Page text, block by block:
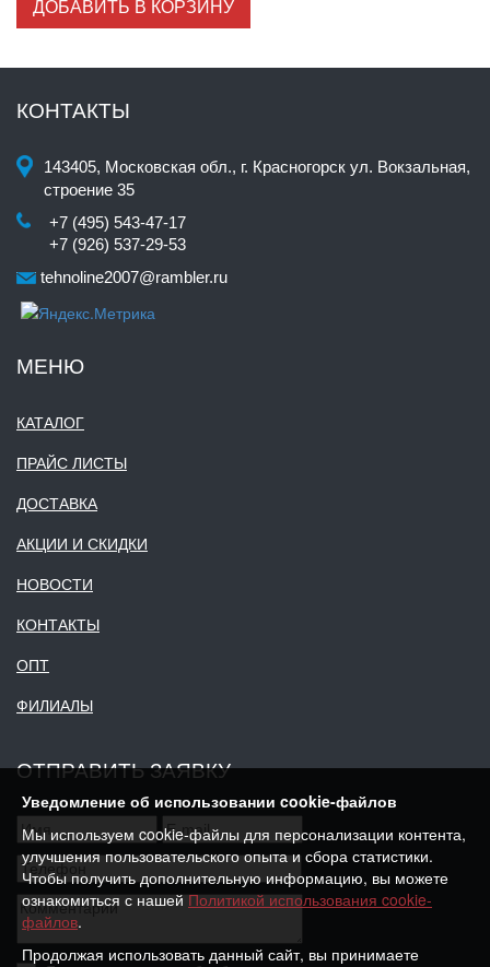
ДОБАВИТЬ В КОРЗИНУ
КОНТАКТЫ
143405, Московская обл., г. Красногорск ул. Вокзальная,
строение 35
+7 (495) 543-47-17
+7 (926) 537-29-53
tehnoline2007@rambler.ru
МЕНЮ
КАТАЛОГ
ПРАЙС ЛИСТЫ
ДОСТАВКА
АКЦИИ И СКИДКИ
НОВОСТИ
КОНТАКТЫ
ОПТ
ФИЛИАЛЫ
ОТПРАВИТЬ ЗАЯВКУ
Уведомление об использовании cookie-файлов
Мы используем cookie-файлы для персонализации контента,
улучшения пользовательского опыта и сбора статистики.
Чтобы получить дополнительную информацию, вы можете
ознакомиться с нашейПолитикой использования cookie-
файлов.
Продолжая использовать данный сайт, вы принимаете